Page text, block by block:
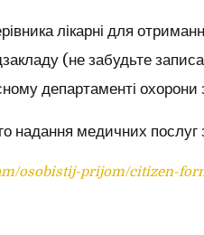
лікарні для
(не забудьте
департаменті охорони
надання медичних
osobistij-prijom/citizen-